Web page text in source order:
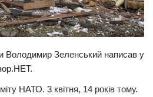
Володимир Зеленський написав у
НАТО. 3 квітня, 14 років тому.